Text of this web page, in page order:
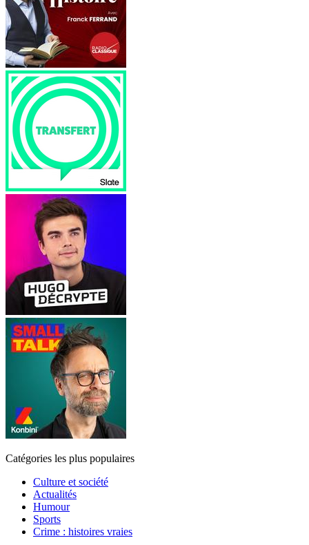
Catégories les plus populaires
Culture et société
Actualités
Humour
Sports
Crime : histoires vraies